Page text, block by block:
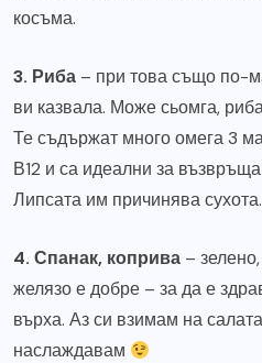
косъма.
3. Риба – при това също по-
ви казвала. Може сьомга,
Те съдържат много омега 3
В12 и са идеални за
Липсата им причинява сухота.
4. Спанак, коприва –
желязо е добре – за да е
върха. Аз си взимам на
наслаждавам